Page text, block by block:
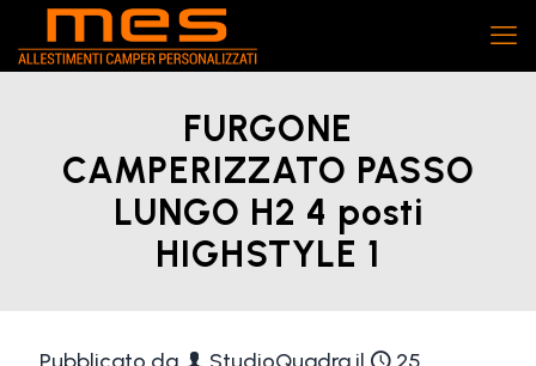
FURGONE
CAMPERIZZATO PASSO
LUNGO H2 4 posti
HIGHSTYLE 1